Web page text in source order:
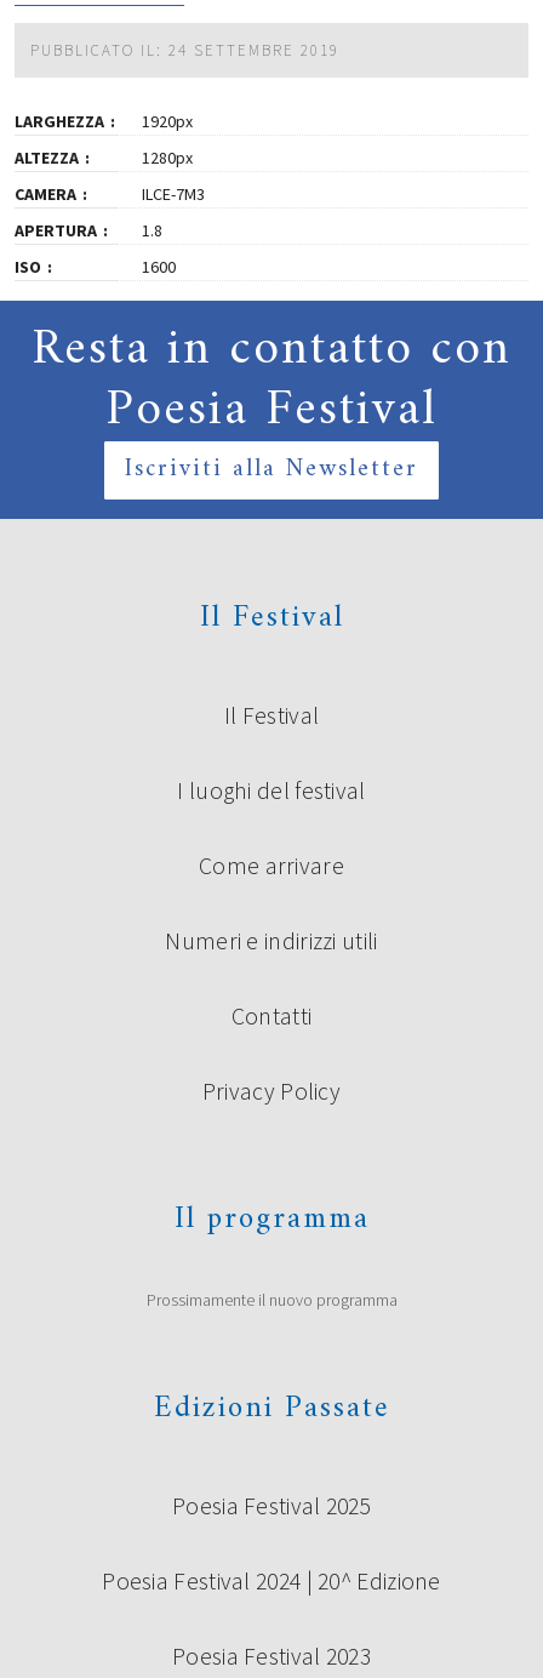
PUBBLICATO IL: 24 SETTEMBRE 2019
LARGHEZZA
1920px
ALTEZZA
1280px
CAMERA
ILCE-7M3
APERTURA
1.8
ISO
1600
Resta in contatto con
Poesia Festival
Iscriviti alla Newsletter
Il Festival
Il Festival
I luoghi del festival
Come arrivare
Numeri e indirizzi utili
Contatti
Privacy Policy
Il programma
Prossimamente il nuovo programma
Edizioni Passate
Poesia Festival 2025
Poesia Festival 2024 | 20^ Edizione
Poesia Festival 2023